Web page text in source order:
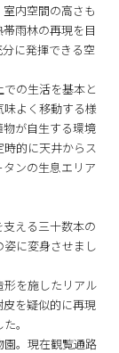
内空間の高さも
雨林の再現を目
に発揮できる空
の生活を基本と
よく移動する様
が自生する環境
的に天井からス
ンの生息エリア
える三十数本の
に変身させまし
形を施したリアル
を疑似的に再現
。
。現在観覧通路